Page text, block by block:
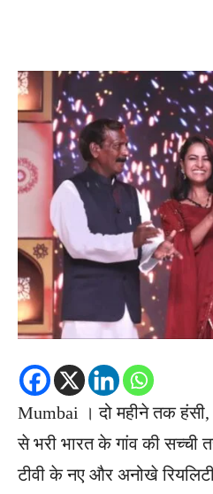
Mumbai । दो महीने तक
से भरी भारत के गांव की सच्ची
टीवी के नए और अनोखे रियलिटी